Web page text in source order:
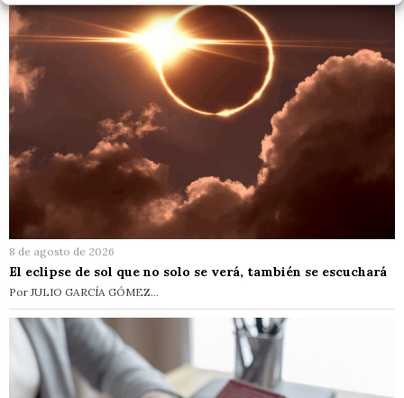
8 de agosto de 2026
El eclipse de sol que no solo se verá, también se escuchará
Por JULIO GARCÍA GÓMEZ…